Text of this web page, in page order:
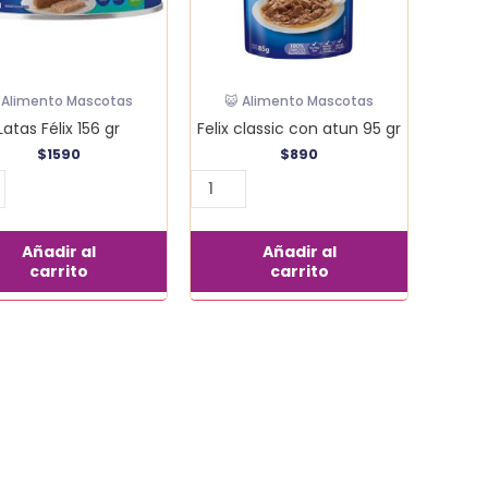
Alimento Mascotas
Félix 156 gr
$1590
Añadir al
carrito
😺 Alimento Mascotas
Felix classic con atun 95 gr
$890
cantidad
Añadir al
carrito